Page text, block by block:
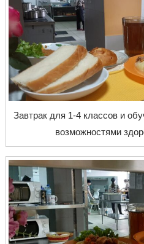
Завтрак для 1-4 классов и
возможностями